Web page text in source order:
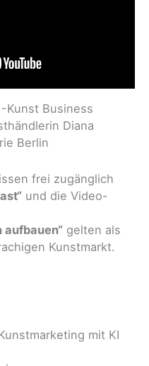
Kunst Business
Diana
Berlin
frei zugänglich
und die Video-
aufbauen“ gelten als
Kunstmarkt.
mit KI